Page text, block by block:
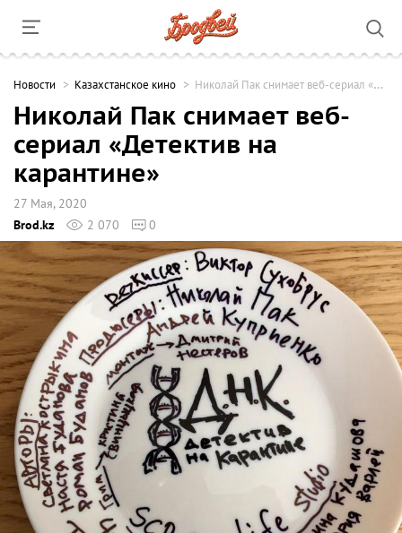
Новости Казахстанское кино Николай Пак снимает веб-сериал «Детектив на карантине»
Николай Пак снимает веб-
сериал «Детектив на
карантине»
27 Мая, 2020
Brod.kz
2 070 0